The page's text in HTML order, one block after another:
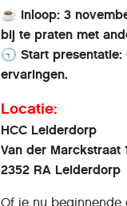
☕ Inloop: 3
bij te praten met
🕤 Start
ervaringen.
Locatie:
HCC Leiderdorp
Van der Marckstraat
2352 RA Leiderdorp
Of je nu